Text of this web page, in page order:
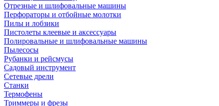
Отрезные и шлифовальные машины
Перфораторы и отбойные молотки
Пилы и лобзики
Пистолеты клеевые и аксессуары
Полировальные и шлифовальные машины
Пылесосы
Рубанки и рейсмусы
Садовый инструмент
Сетевые дрели
Станки
Термофены
Триммеры и фрезы